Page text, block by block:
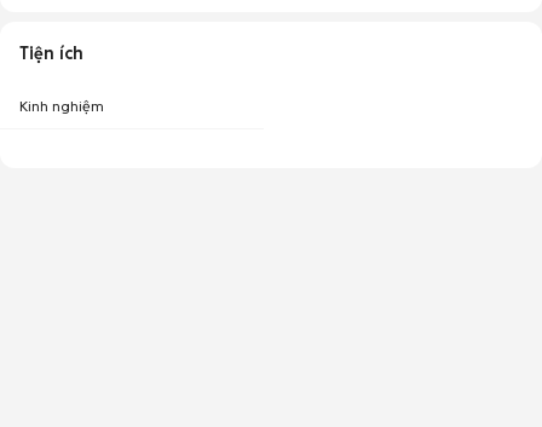
Tiện ích
Kinh nghiệm